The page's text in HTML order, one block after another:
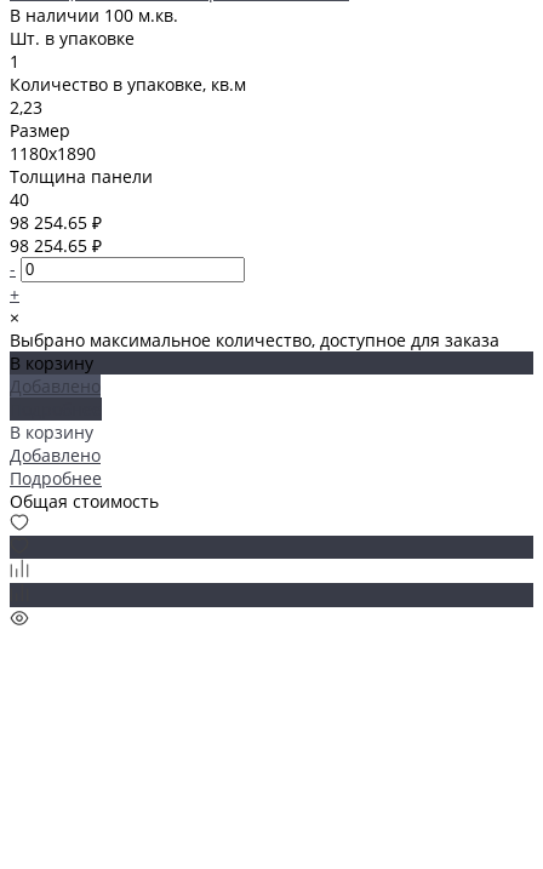
В наличии 100 м.кв.
Шт. в упаковке
1
Количество в упаковке, кв.м
2,23
Размер
1180x1890
Толщина панели
40
98 254.65 ₽
98 254.65 ₽
-
+
×
Выбрано максимальное количество, доступное для заказа
В корзину
Добавлено
В корзину
Добавлено
Подробнее
Общая стоимость